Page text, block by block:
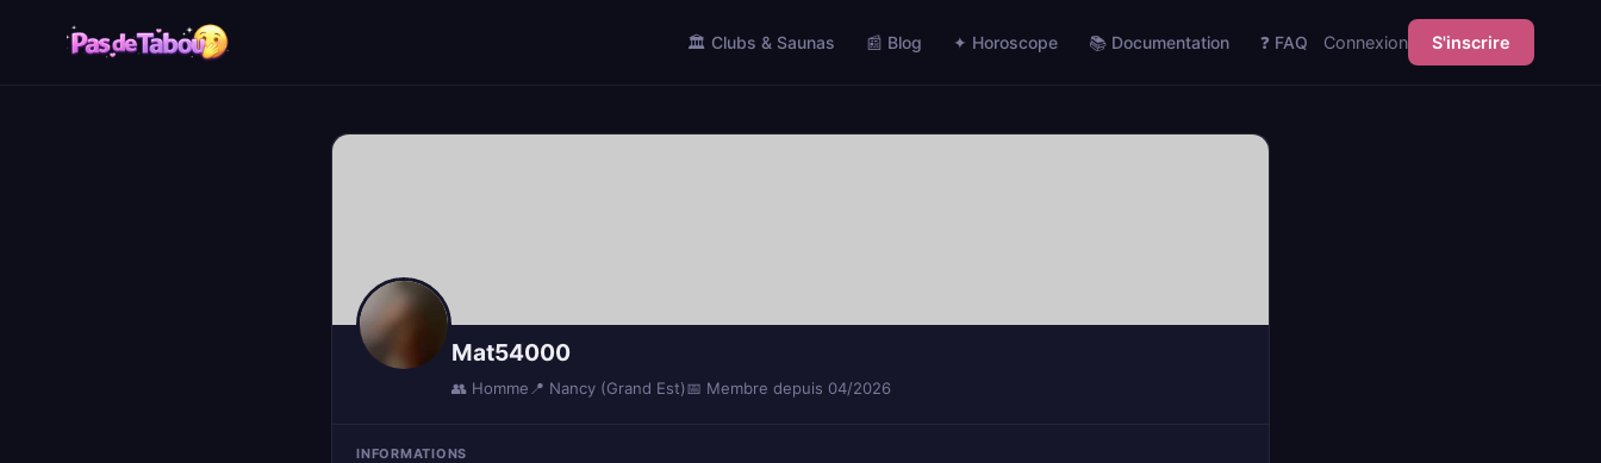
🏛️ Clubs & Saunas 📰 Blog ✦ Horoscope 📚 Documentation ❓ FAQ Connexion S'inscrire
Mat54000
👥 Homme 📍 Nancy (Grand Est)📅 Membre depuis 04/2026
INFORMATIONS